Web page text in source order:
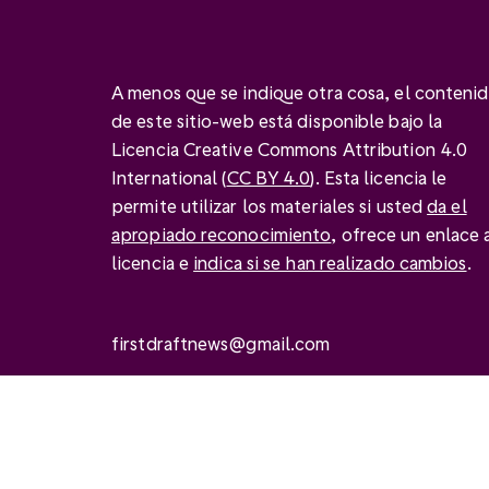
A menos que se indique otra cosa, el
de este sitio-web está disponible bajo la
Licencia Creative Commons Attribution 4.0
International (CC BY 4.0). Esta licencia le
permite utilizar los materiales si ustedda el
apropiado reconocimiento, ofrece un enlace
licencia e indica si se han realizado cambios.
firstdraftnews@gmail.com